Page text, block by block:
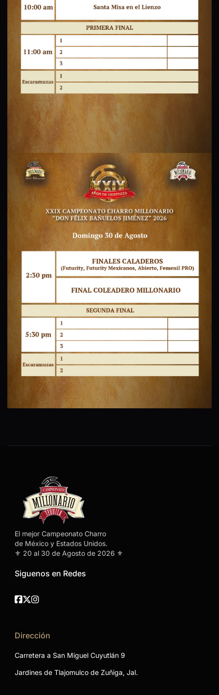
El mejor Campeonato Charro
de México y Estados Unidos.
⚜️ 20 al 30 de Agosto de 2026 ⚜️
Siguenos en Redes
Facebook
Twitter
Instagram
Dirección
Carretera a San Miguel Cuyutlán 9
Jardines de Tlajomulco de Zuñiga, Jal.